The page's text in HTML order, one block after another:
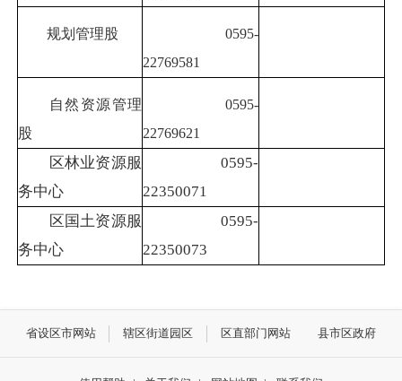
规划管理股
0595-
22769581
自然资源管理
股
0595-
22769621
区林业资源服
务中心
0595-
22350071
区国土资源服
务中心
0595-
22350073
省设区市网站 辖区街道园区 区直部门网站 县市区政府